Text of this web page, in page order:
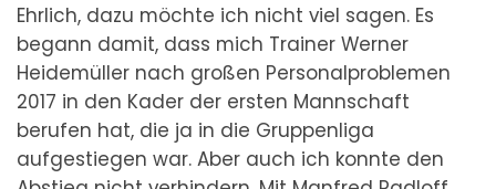
Ehrlich, dazu möchte ich nicht viel sagen. Es
begann damit, dass mich Trainer Werner
Heidemüller nach großen Personalproblemen
2017 in den Kader der ersten Mannschaft
berufen hat, die ja in die Gruppenliga
aufgestiegen war. Aber auch ich konnte den